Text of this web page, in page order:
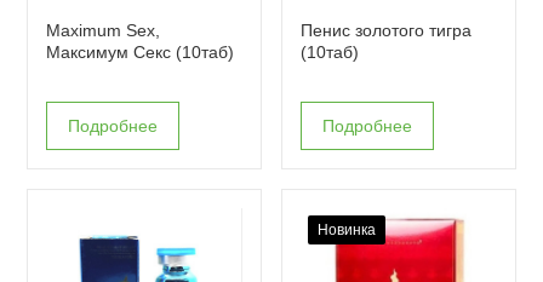
Maximum Sex,
Максимум Секс (10таб)
Подробнее
Пенис золотого тигра
(10таб)
Подробнее
Новинка